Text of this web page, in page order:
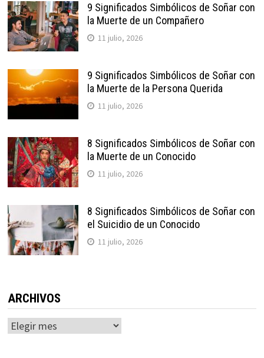
9 Significados Simbólicos de Soñar con
la Muerte de un Compañero
11 julio, 2026
9 Significados Simbólicos de Soñar con
la Muerte de la Persona Querida
11 julio, 2026
8 Significados Simbólicos de Soñar con
la Muerte de un Conocido
11 julio, 2026
8 Significados Simbólicos de Soñar con
el Suicidio de un Conocido
11 julio, 2026
ARCHIVOS
Archivos